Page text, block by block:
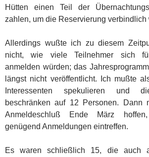
Hütten einen Teil der
zahlen, um die Reservierung verbindlich
Allerdings wußte ich zu diesem
nicht, wie viele Teilnehmer sich
anmelden würden; das
längst nicht veröffentlicht. Ich mußte
Interessenten spekulieren und
beschränken auf 12 Personen. Dann
Anmeldeschluß Ende März
genügend Anmeldungen eintreffen.
Es waren schließlich 15, die auch